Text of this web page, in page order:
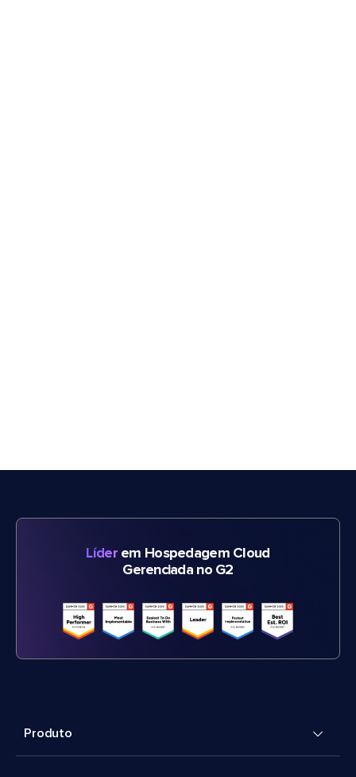
Líderem Hospedagem Cloud
Gerenciada no G2
Produto